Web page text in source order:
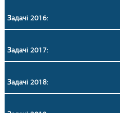
Задачі 2016:
Задачі 2017:
Задачі 2018: